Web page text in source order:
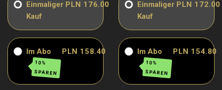
Einmaliger
Kauf
PLN 176.00
Im Abo
10%
SPAREN
PLN 158.40
Einmaliger
Kauf
PLN 172.00
Im Abo
10%
SPAREN
PLN 154.80